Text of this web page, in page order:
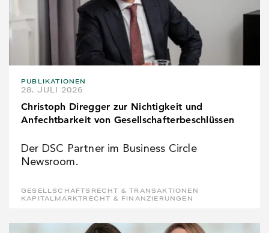
PUBLIKATIONEN
28. JULI 2026
Christoph Diregger zur Nichtigkeit und
Anfechtbarkeit von Gesellschafterbeschlüssen
Der DSC Partner im Business Circle
Newsroom.
GESELLSCHAFTSRECHT & TRANSAKTIONEN
KAPITALMARKTRECHT & FINANZIERUNGEN